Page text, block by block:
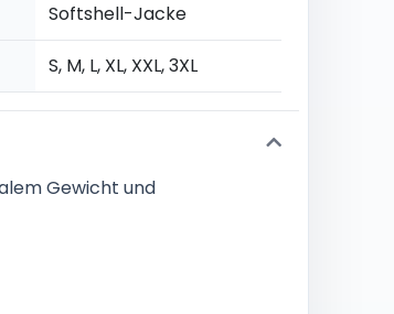
Softshell-Jacke
S, M, L, XL, XXL, 3XL
Gewicht und